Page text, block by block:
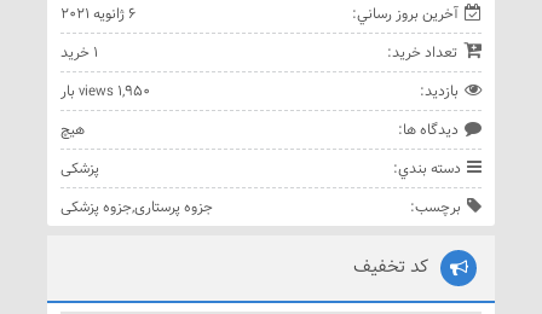
آخرين بروز رساني:
6 ژانویه 2021
تعداد خريد:
1 خريد
بازديد:
1,950 views بار
ديدگاه ها:
هيچ
دسته بندي:
پزشکی
برچسب:
جزوه پرستاری,جزوه پزشکی
کد تخفیف